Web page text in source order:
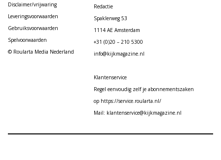
Disclaimer/vrijwaring
Leveringsvoorwaarden
Gebruiksvoorwaarden
Spelvoorwaarden
© Roularta Media Nederland
Redactie
Spaklerweg 53
1114 AE Amsterdam
+31 (0)20 – 210 5300
info@kijkmagazine.nl
Klantenservice
Regel eenvoudig zelf je abonnementszaken
op https://service.roularta.nl/
Mail: klantenservice@kijkmagazine.nl